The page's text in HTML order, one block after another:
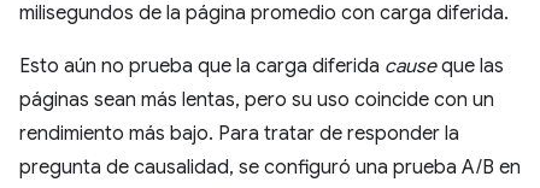
milisegundos de la página promedio con carga diferida.
Esto aún no prueba que la carga diferida causeque las
páginas sean más lentas, pero su uso coincide con un
rendimiento más bajo. Para tratar de responder la
pregunta de causalidad, se configuró una prueba A/B en